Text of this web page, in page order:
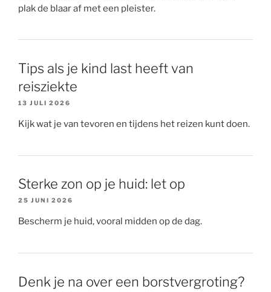
plak de blaar af met een pleister.
Tips als je kind last heeft van
reisziekte
13 JULI 2026
Kijk wat je van tevoren en tijdens het reizen kunt doen.
Sterke zon op je huid: let op
25 JUNI 2026
Bescherm je huid, vooral midden op de dag.
Denk je na over een borstvergroting?